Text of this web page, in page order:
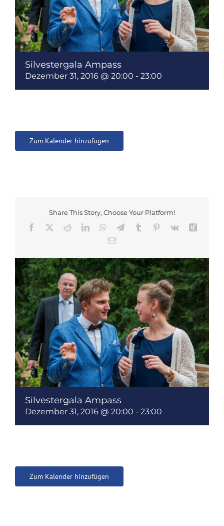
Silvestergala Ampass
Dezember 31, 2016 @ 20:00 - 23:00
Zum Kalender hinzufügen
Share This Story, Choose Your Platform!
Facebook
RedditLinkedInWhatsApp
TelegramTumblr Pinterest
Vk
Xing
Email
Silvestergala Ampass
Dezember 31, 2016 @ 20:00 - 23:00
Zum Kalender hinzufügen